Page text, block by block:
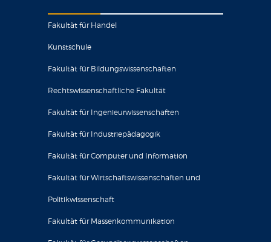
Fakultät für Handel
Kunstschule
Fakultät für Bildungswissenschaften
Rechtswissenschaftliche Fakultät
Fakultät für Ingenieurwissenschaften
Fakultät für Industriepädagogik
Fakultät für Computer und Information
Fakultät für Wirtschaftswissenschaften und
Politikwissenschaft
Fakultät für Massenkommunikation